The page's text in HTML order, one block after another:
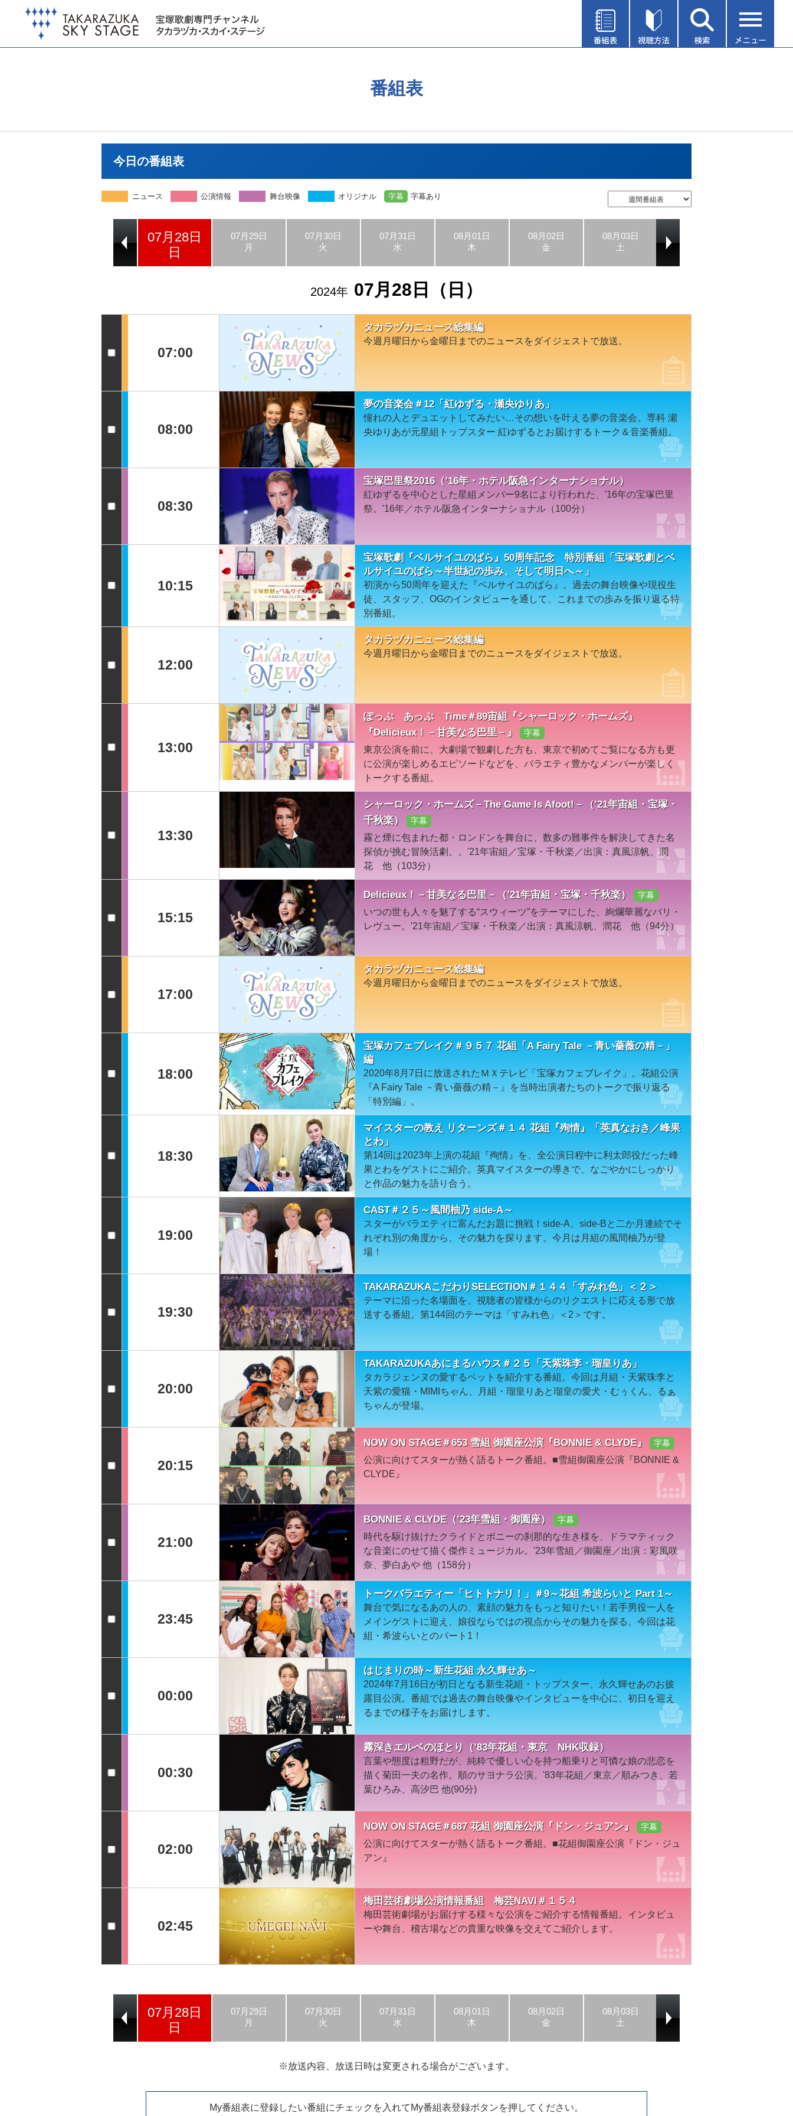
番組表
今日の番組表
ニュース 公演情報 舞台映像 オリジナル 字幕 字幕あり
07月28日
日
07月29日
月
07月30日
火
07月31日
水
08月01日
木
08月02日
金
08月03日
土
2024年 07月28日（日）
07:00
タカラヅカニュース総集編
今週月曜日から金曜日までのニュースをダイジェストで放送。
08:00
夢の音楽会＃12「紅ゆずる・瀬央ゆりあ」
憧れの人とデュエットしてみたい…その想いを叶える夢の音楽会。専科 瀬
央ゆりあが元星組トップスター 紅ゆずるとお届けするトーク＆音楽番組。
08:30
宝塚巴里祭2016（’16年・ホテル阪急インターナショナル）
紅ゆずるを中心とした星組メンバー9名により行われた、'16年の宝塚巴里
祭。'16年／ホテル阪急インターナショナル（100分）
10:15
宝塚歌劇『ベルサイユのばら』50周年記念 特別番組「宝塚歌劇とベ
ルサイユのばら～半世紀の歩み、そして明日へ～」
初演から50周年を迎えた『ベルサイユのばら』。過去の舞台映像や現役生
徒、スタッフ、OGのインタビューを通して、これまでの歩みを振り返る特
別番組。
12:00
タカラヅカニュース総集編
今週月曜日から金曜日までのニュースをダイジェストで放送。
13:00
ぽっぷ あっぷ Time＃89宙組『シャーロック・ホームズ』
『Delicieux！－甘美なる巴里－』
字幕
東京公演を前に、大劇場で観劇した方も、東京で初めてご覧になる方も更
に公演が楽しめるエピソードなどを、バラエティ豊かなメンバーが楽しく
トークする番組。
13:30
シャーロック・ホームズ－The Game Is Afoot!－（’21年宙組・宝塚・
千秋楽）
字幕
霧と煙に包まれた都・ロンドンを舞台に、数多の難事件を解決してきた名
探偵が挑む冒険活劇。。'21年宙組／宝塚・千秋楽／出演：真風涼帆、潤
花 他（103分）
15:15
Delicieux！－甘美なる巴里－（’21年宙組・宝塚・千秋楽） 字幕
いつの世も人々を魅了する“スウィーツ”をテーマにした、絢爛華麗なパリ・
レヴュー。'21年宙組／宝塚・千秋楽／出演：真風涼帆、潤花 他（94分）
17:00
タカラヅカニュース総集編
今週月曜日から金曜日までのニュースをダイジェストで放送。
18:00
宝塚カフェブレイク＃９５７ 花組「A Fairy Tale －青い薔薇の精－」
編
2020年8月7日に放送されたＭＸテレビ「宝塚カフェブレイク」。花組公演
『A Fairy Tale －青い薔薇の精－』を当時出演者たちのトークで振り返る
「特別編」。
18:30
マイスターの教え リターンズ＃１４ 花組『殉情』「英真なおき／峰果
とわ」
第14回は2023年上演の花組『殉情』を、全公演日程中に利太郎役だった峰
果とわをゲストにご紹介。英真マイスターの導きで、なごやかにしっかり
と作品の魅力を語り合う。
19:00
CAST＃２５～風間柚乃 side-A～
スターがバラエティに富んだお題に挑戦！side-A、side-Bと二か月連続でそ
れぞれ別の角度から、その魅力を探ります。今月は月組の風間柚乃が登
場！
19:30
TAKARAZUKAこだわりSELECTION＃１４４「すみれ色」＜２＞
テーマに沿った名場面を、視聴者の皆様からのリクエストに応える形で放
送する番組。第144回のテーマは「すみれ色」＜2＞です。
20:00
TAKARAZUKAあにまるハウス＃２５「天紫珠李・瑠皇りあ」
タカラジェンヌの愛するペットを紹介する番組。今回は月組・天紫珠李と
天紫の愛猫・MIMIちゃん、月組・瑠皇りあと瑠皇の愛犬・むぅくん、るぁ
ちゃんが登場。
20:15
NOW ON STAGE＃653 雪組 御園座公演『BONNIE & CLYDE』 字幕
公演に向けてスターが熱く語るトーク番組。■雪組御園座公演『BONNIE &
CLYDE』
21:00
BONNIE & CLYDE（’23年雪組・御園座） 字幕
時代を駆け抜けたクライドとボニーの刹那的な生き様を、ドラマティック
な音楽にのせて描く傑作ミュージカル。'23年雪組／御園座／出演：彩風咲
奈、夢白あや 他（158分）
23:45
トークバラエティー「ヒトトナリ！」＃9～花組 希波らいと Part 1～
舞台で気になるあの人の、素顔の魅力をもっと知りたい！若手男役一人を
メインゲストに迎え、娘役ならではの視点からその魅力を探る。今回は花
組・希波らいとのパート1！
00:00
はじまりの時～新生花組 永久輝せあ～
2024年7月16日が初日となる新生花組・トップスター、永久輝せあのお披
露目公演。番組では過去の舞台映像やインタビューを中心に、初日を迎え
るまでの様子をお届けします。
00:30
霧深きエルベのほとり（’83年花組・東京 NHK収録）
言葉や態度は粗野だが、純粋で優しい心を持つ船乗りと可憐な娘の悲恋を
描く菊田一夫の名作。順のサヨナラ公演。'83年花組／東京／順みつき、若
葉ひろみ、高汐巴 他(90分)
02:00
NOW ON STAGE＃687 花組 御園座公演『ドン・ジュアン』 字幕
公演に向けてスターが熱く語るトーク番組。■花組御園座公演『ドン・ジュ
アン』
02:45
梅田芸術劇場公演情報番組 梅芸NAVI＃１５４
梅田芸術劇場がお届けする様々な公演をご紹介する情報番組。インタビュ
ーや舞台、稽古場などの貴重な映像を交えてご紹介します。
07月28日
日
07月29日
月
07月30日
火
07月31日
水
08月01日
木
08月02日
金
08月03日
土
※放送内容、放送日時は変更される場合がございます。
My番組表に登録したい番組にチェックを入れてMy番組表登録ボタンを押してください。